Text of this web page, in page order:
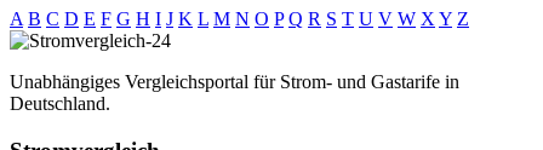
A B C D E F G H I J K L M N O P Q R S T U V W X Y Z
Unabhängiges Vergleichsportal für Strom- und Gastarife in
Deutschland.